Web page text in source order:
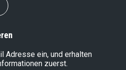
Adresse ein, und erhalten
zuerst.